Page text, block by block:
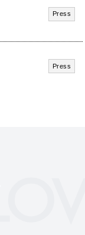
Press
Press